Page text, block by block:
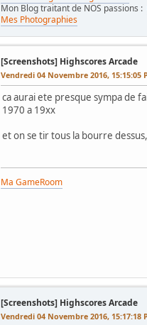
Mon Blog traitant de NOS passions :
Mes Photographies
[Screenshots] Highscores Arcade
Vendredi 04 Novembre 2016, 15:15:05
ca aurai ete presque sympa de
1970 a 19xx
et on se tir tous la bourre
Ma GameRoom
[Screenshots] Highscores Arcade
Vendredi 04 Novembre 2016, 15:17:18